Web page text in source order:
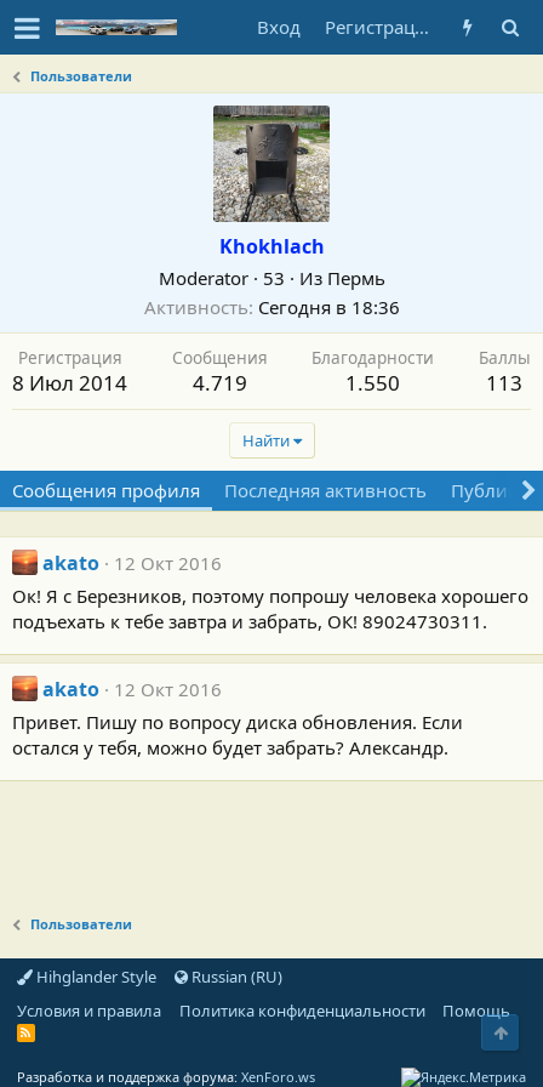
Вход Регистрация
Пользователи
Khokhlach
Moderator · 53 · Из Пермь
Активность Сегодня в 18:36
Регистрация
8 Июл 2014
Сообщения
4.719
Благодарности
1.550
Баллы
113
Найти
Сообщения профиля Последняя активность
akato
12 Окт 2016
Ок! Я с Березников, поэтому попрошу человека хорошего
подъехать к тебе завтра и забрать, ОК! 89024730311.
akato
12 Окт 2016
Привет. Пишу по вопросу диска обновления. Если
остался у тебя, можно будет забрать? Александр.
Пользователи
Hihglander Style
Russian (RU)
Условия и правила
Политика конфиденциальности Помощь
R
Разработка и поддержка форума: XenForo.ws